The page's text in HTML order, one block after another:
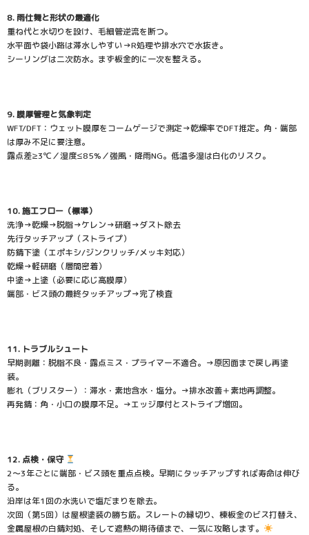
8. 雨仕舞と形状の最適化
重ね代と水切りを設け、毛細管逆流を断つ。
水平面や袋小路は滞水しやすい→R処理や排水穴で水抜き。
シーリングは二次防水。まず板金的に一次を整える。
9. 膜厚管理と気象判定
WFT/DFT：ウェット膜厚をコームゲージで測定→乾燥率でDFT推定。角・端部
は厚み不足に要注意。
露点差≥3℃／湿度≤85%／強風・降雨NG。低温多湿は白化のリスク。
10. 施工フロー（標準）
洗浄→乾燥→脱脂→ケレン→研磨→ダスト除去
先行タッチアップ（ストライプ）
防錆下塗（エポキシ/ジンクリッチ/メッキ対応）
乾燥→軽研磨（層間密着）
中塗→上塗（必要に応じ高膜厚）
端部・ビス頭の最終タッチアップ→完了検査
11. トラブルシュート ‍
早期剥離：脱脂不良・露点ミス・プライマー不適合。→原因面まで戻し再塗
装。
膨れ（ブリスター）：滞水・素地含水・塩分。→排水改善＋素地再調整。
再発錆：角・小口の膜厚不足。→エッジ厚付とストライプ増回。
12. 点検・保守
2〜3年ごとに端部・ビス頭を重点点検。早期にタッチアップすれば寿命は伸び
る。
沿岸は年1回の水洗いで塩だまりを除去。
次回（第5回）は屋根塗装の勝ち筋。スレートの縁切り、棟板金のビス打替え、
金属屋根の白錆対処、そして遮熱の期待値まで、一気に攻略します。